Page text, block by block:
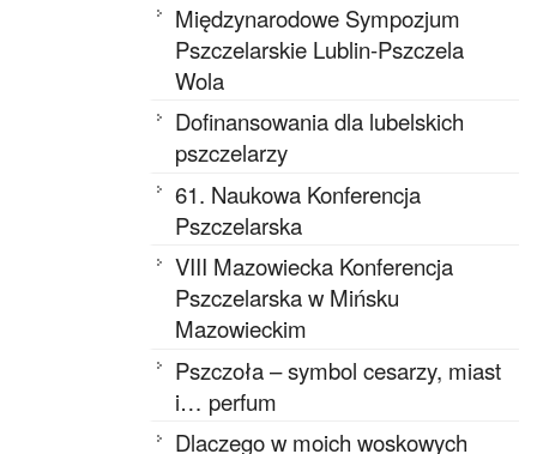
Międzynarodowe Sympozjum
Pszczelarskie Lublin-Pszczela
Wola
Dofinansowania dla lubelskich
pszczelarzy
61. Naukowa Konferencja
Pszczelarska
VIII Mazowiecka Konferencja
Pszczelarska w Mińsku
Mazowieckim
Pszczoła – symbol cesarzy, miast
i… perfum
Dlaczego w moich woskowych